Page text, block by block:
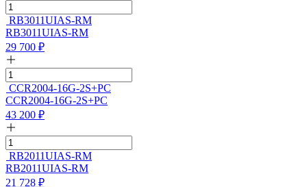
RB3011UIAS-RM
RB3011UIAS-RM
29 700 ₽
CCR2004-16G-2S+PC
CCR2004-16G-2S+PC
43 200 ₽
RB2011UIAS-RM
RB2011UIAS-RM
21 728 ₽